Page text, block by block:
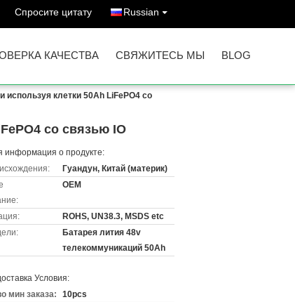
Спросите цитату Russian
КАЧЕСТВА СВЯЖИТЕСЬ МЫ BLOG
используя клетки 50Ah LiFePO4 со
со связью IO
информация о продукте:
Гуандун, Китай (материк)
OEM
ROHS, UN38.3, MSDS etc
Батарея лития 48v
телекоммуникаций 50Ah
Условия:
мин заказа:
10pcs